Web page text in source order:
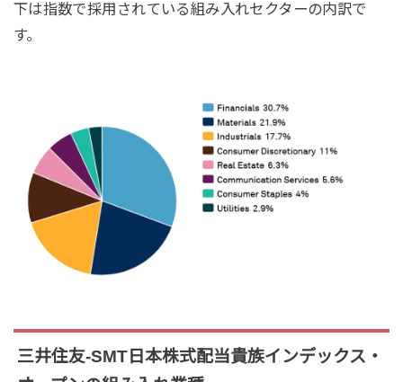
下は指数で採用されている組み入れセクターの内訳で
す。
三井住友-SMT日本株式配当貴族インデックス・